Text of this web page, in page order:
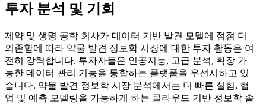
투자 분석 및 기회
제약 및 생명 공학 회사가 데이터 기반 발견 모델에 점점 더
의존함에 따라 약물 발견 정보학 시장에 대한 투자 활동은 여
전히 ​​강력합니다. 투자자들은 인공지능, 고급 분석, 확장 가
능한 데이터 관리 기능을 통합하는 플랫폼을 우선시하고 있
습니다. 약물 발견 정보학 시장 분석에서는 더 빠른 실험, 협
업 및 예측 모델링을 가능하게 하는 클라우드 기반 정보학 솔